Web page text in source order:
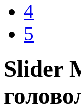
4
5
Slider